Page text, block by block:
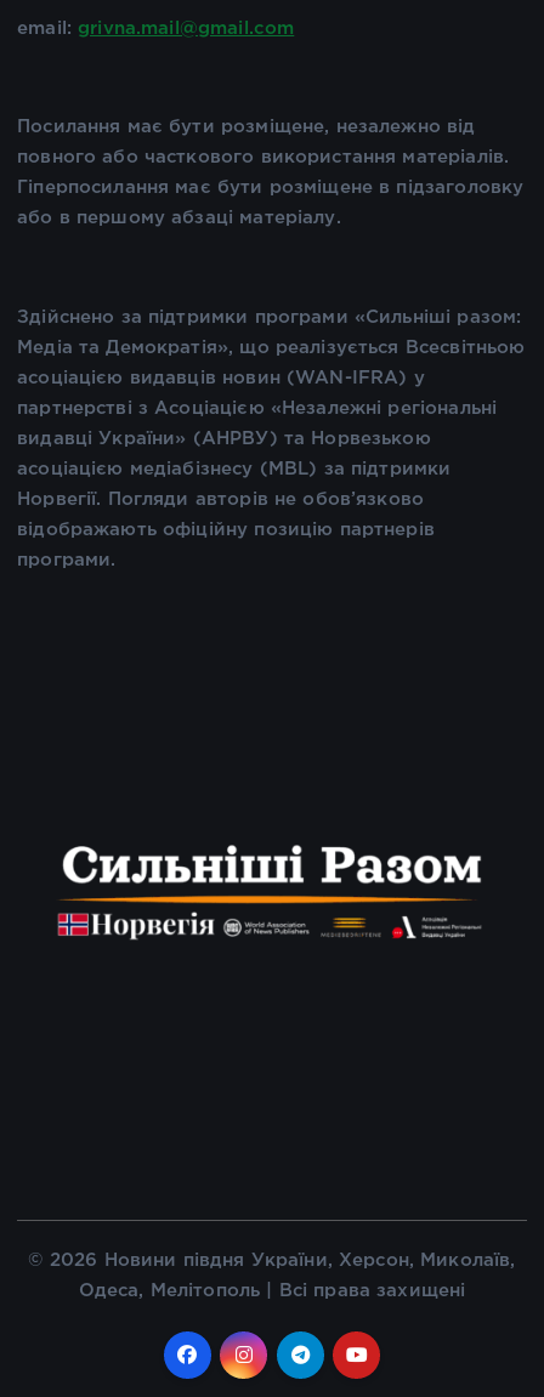
email: grivna.mail@gmail.com
Посилання має бути розміщене, незалежно від
повного або часткового використання матеріалів.
Гіперпосилання має бути розміщене в підзаголовку
або в першому абзаці матеріалу.
Здійснено за підтримки програми «Сильніші разом:
Медіа та Демократія», що реалізується Всесвітньою
асоціацією видавців новин (WAN-IFRA) у
партнерстві з Асоціацією «Незалежні регіональні
видавці України» (АНРВУ) та Норвезькою
асоціацією медіабізнесу (MBL) за підтримки
Норвегії. Погляди авторів не обов’язково
відображають офіційну позицію партнерів
програми.
© 2026 Новини півдня України, Херсон, Миколаїв,
Одеса, Мелітополь | Всі права захищені